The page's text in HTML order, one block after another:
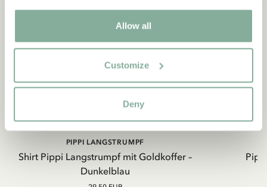
Allow all
Customize
Deny
Shirt Pippi Langstrumpf mit Goldkoffer –
Dunkelblau
PIPPI LANGSTRUMPF